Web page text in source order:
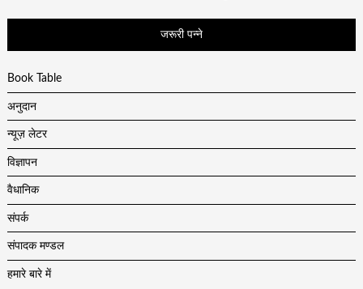
जरूरी पन्ने
Book Table
अनुदान
न्यूज़ लेटर
विज्ञापन
वैधानिक
संपर्क
संपादक मण्डल
हमारे बारे में